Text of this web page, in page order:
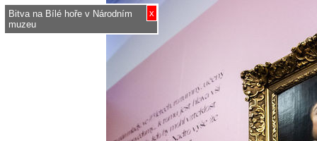
x
Bitva na Bílé hoře v Národním
muzeu